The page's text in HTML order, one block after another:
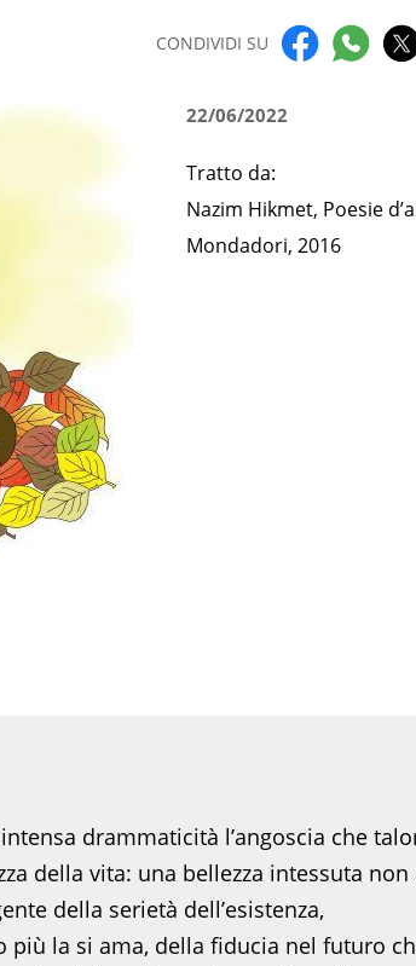
CONDIVIDI SU
22/06/2022
Tratto da:
Nazim Hikmet, Poesie
Mondadori, 2016
drammaticità l’angoscia che
della vita: una bellezza intessuta non
della serietà dell’esistenza,
più la si ama, della fiducia nel futuro